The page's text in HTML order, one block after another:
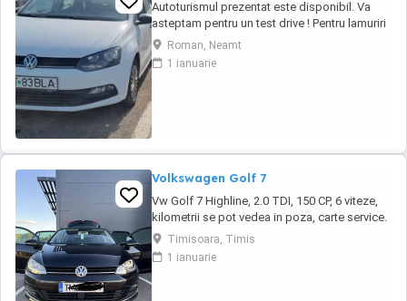
Autoturismul prezentat este disponibil. Va
asteptam pentru un test drive ! Pentru lamuriri
cu privire la optiunile , dotarile masinii ne
puteți contacta telefonic. Acord Vanzari
Cumparari Auto va oferă : #Posibilitate
Roman, Neamt
1 ianuarie
Volkswagen Golf 7
Vw Golf 7 Highline, 2.0 TDI, 150 CP, 6 viteze,
kilometrii se pot vedea in poza, carte service.
Navigație, Distronic, Lane Assist, Park Assist,
Keyless Go, tempomat, comenzi pe volan,
încălzire scaune, computer de bord, geamuri
Timisoara, Timis
1 ianuarie